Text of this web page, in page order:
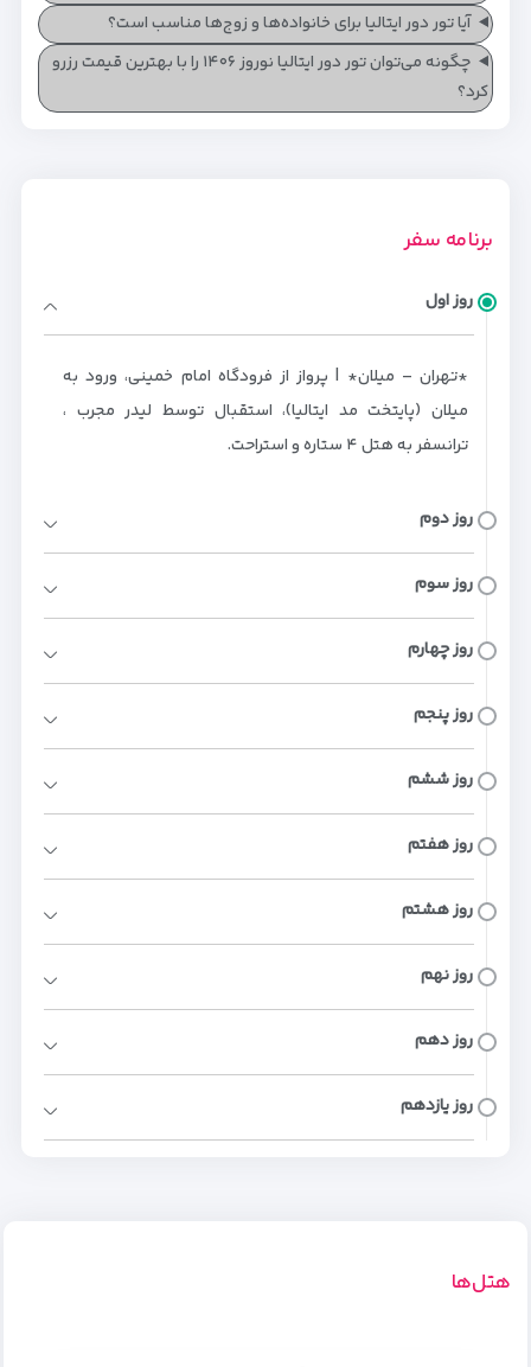
آیا تور دور ایتالیا برای خانواده‌ها و زوج‌ها مناسب است؟
چگونه می‌توان تور دور ایتالیا نوروز ۱۴۰۶ را با بهترین قیمت رزرو
کرد؟
برنامه سفر
روز اول
*تهران – میلان* | پرواز از فرودگاه امام خمینی، ورود به
میلان (پایتخت مد ایتالیا)، استقبال توسط لیدر مجرب ،
ترانسفر به هتل ۴ ستاره و استراحت.
روز دوم
روز سوم
روز چهارم
روز پنجم
روز ششم
روز هفتم
روز هشتم
روز نهم
روز دهم
روز یازدهم
هتل‌ها